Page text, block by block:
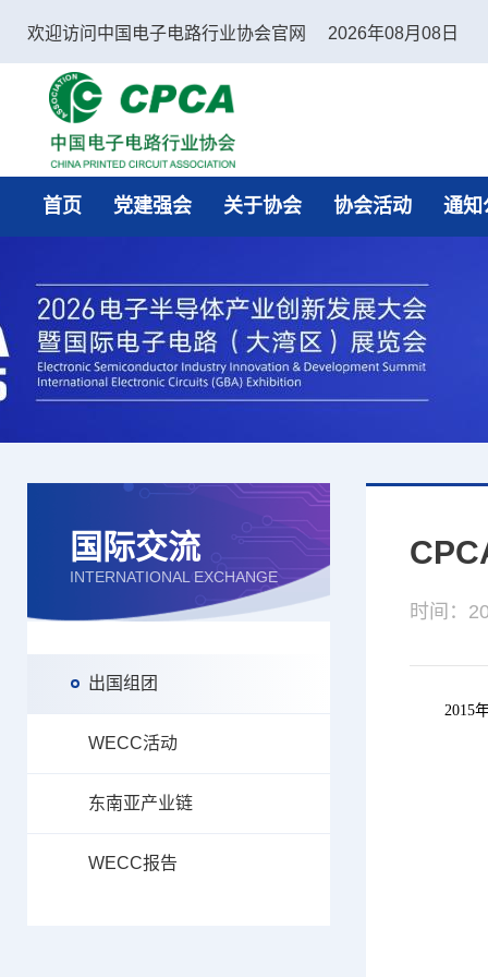
欢迎访问中国电子电路行业协会官网 2026年08月08日
中国电子电路行业协会
首页 党建强会 关于协会 协会活动 通知
国际交流
INTERNATIONAL EXCHANGE
出国组团
WECC活动
东南亚产业链
WECC报告
时间：
2015年2